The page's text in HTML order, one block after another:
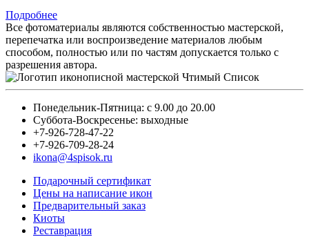
Подробнее
Все фотоматериалы являются собственностью мастерской,
перепечатка или воспроизведение материалов любым
способом, полностью или по частям допускается только с
разрешения автора.
Понедельник-Пятница: с 9.00 до 20.00
Суббота-Воскресенье: выходные
+7-926-728-47-22
+7-926-709-28-24
ikona@4spisok.ru
Подарочный сертификат
Цены на написание икон
Предварительный заказ
Киоты
Реставрация